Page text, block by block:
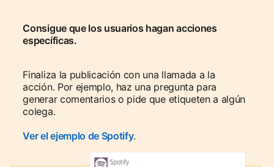
Consigue que los usuarios hagan acciones
específicas.
Finaliza la publicación con una llamada a la
acción. Por ejemplo, haz una pregunta para
generar comentarios o pide que etiqueten a algún
colega.
Ver el ejemplo de Spotify.